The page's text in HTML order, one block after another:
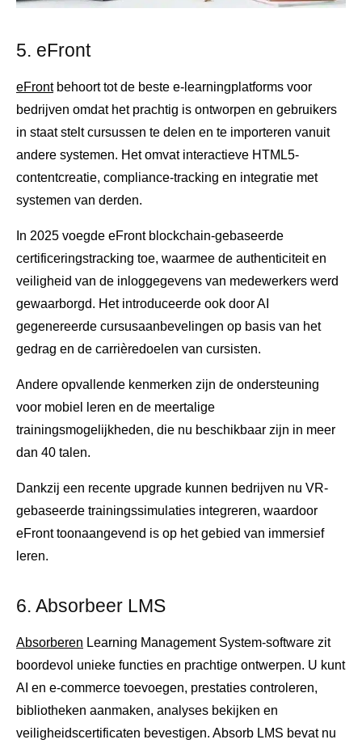
5. eFront
eFrontbehoort tot de beste e-learningplatforms voor
bedrijven omdat het prachtig is ontworpen en gebruikers
in staat stelt cursussen te delen en te importeren vanuit
andere systemen. Het omvat interactieve HTML5-
contentcreatie, compliance-tracking en integratie met
systemen van derden.
In 2025 voegde eFront blockchain-gebaseerde
certificeringstracking toe, waarmee de authenticiteit en
veiligheid van de inloggegevens van medewerkers werd
gewaarborgd. Het introduceerde ook door AI
gegenereerde cursusaanbevelingen op basis van het
gedrag en de carrièredoelen van cursisten.
Andere opvallende kenmerken zijn de ondersteuning
voor mobiel leren en de meertalige
trainingsmogelijkheden, die nu beschikbaar zijn in meer
dan 40 talen.
Dankzij een recente upgrade kunnen bedrijven nu VR-
gebaseerde trainingssimulaties integreren, waardoor
eFront toonaangevend is op het gebied van immersief
leren.
6. Absorbeer LMS
Absorberen Learning Management System-software zit
boordevol unieke functies en prachtige ontwerpen. U kunt
AI en e-commerce toevoegen, prestaties controleren,
bibliotheken aanmaken, analyses bekijken en
veiligheidscertificaten bevestigen. Absorb LMS bevat nu